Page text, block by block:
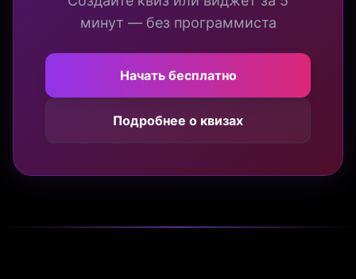
минут — без программиста
Начать бесплатно
Подробнее о квизах